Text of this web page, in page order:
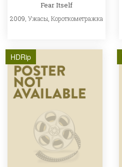
Fear Itself
2009, Ужасы Короткометражка
HDRip